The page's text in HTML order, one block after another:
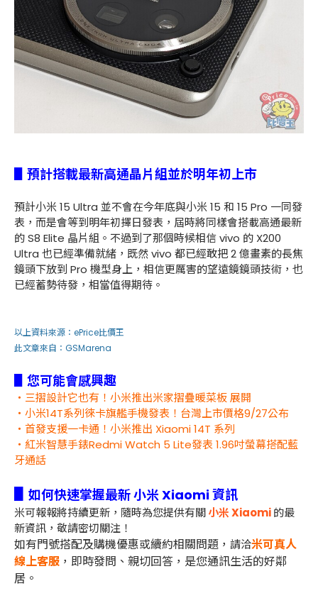
▋預計搭載最新高通晶片組並於明年初上市
預計小米 15 Ultra 並不會在今年底與小米 15 和 15 Pro 一同發
表，而是會等到明年初擇日發表，屆時將同樣會搭載高通最新
的 S8 Elite 晶片組。不過到了那個時候相信 vivo 的 X200
Ultra 也已經準備就緒，既然 vivo 都已經敢把 2 億畫素的長焦
鏡頭下放到 Pro 機型身上，相信更厲害的望遠鏡鏡頭技術，也
已經蓄勢待發，相當值得期待。
以上資料來源： ePrice比價王
此文章來自： GSMarena
▋您可能會感興趣
・三摺設計它也有！小米推出米家摺疊暖菜板 展開
・小米14T系列徠卡旗艦手機發表！台灣上市價格9/27公布
・首發支援一卡通！小米推出 Xiaomi 14T 系列
・紅米智慧手錶Redmi Watch 5 Lite發表 1.96吋螢幕搭配藍
牙通話
如何快速掌握最新 小米 Xiaomi 資訊
米可報報將持續更新，隨時為您提供有關小米 Xiaomi的最
新資訊，敬請密切關注！
如有門號搭配及購機優惠或續約相關問題， 請洽米可真人
線上客服 ，即時發問、親切回答，是您通訊生活的好鄰
居。